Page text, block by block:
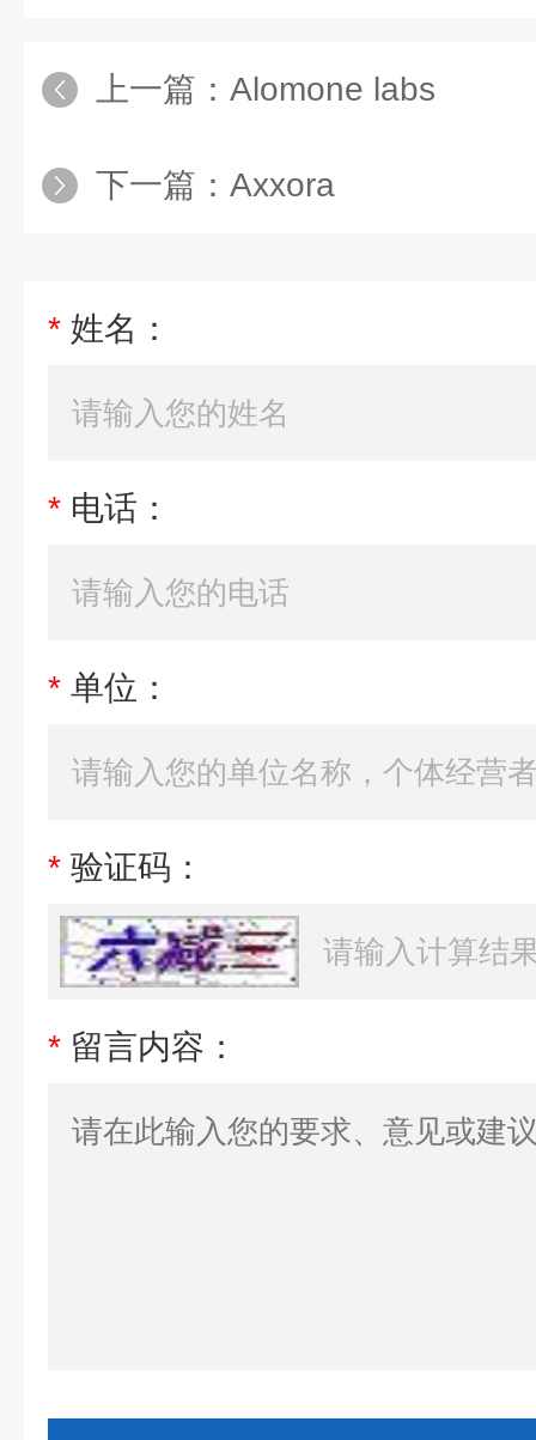
上一篇： Alomone labs
下一篇： Axxora
* 姓名：
* 电话：
* 单位：
* 验证码：
* 留言内容：